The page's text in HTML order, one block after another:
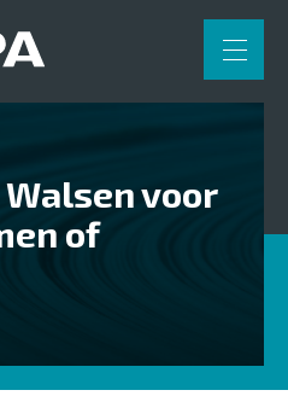
NL
Walsen voor
of